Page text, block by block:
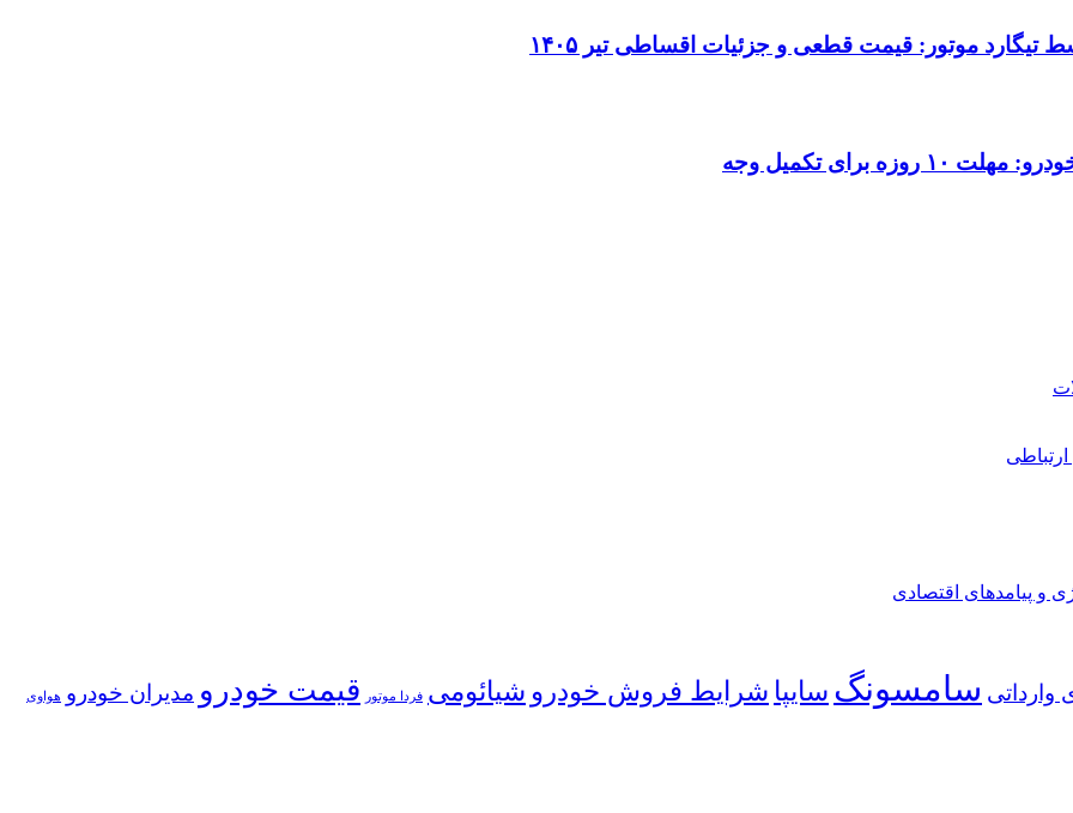
برای تکمیل وجه
و پیامدهای اقتصادی
وارداتی سامسونگ سایپا شرایط فروش خودرو شیائومی فردا موتور قیمت خودرو مدیران خودرو هواوی